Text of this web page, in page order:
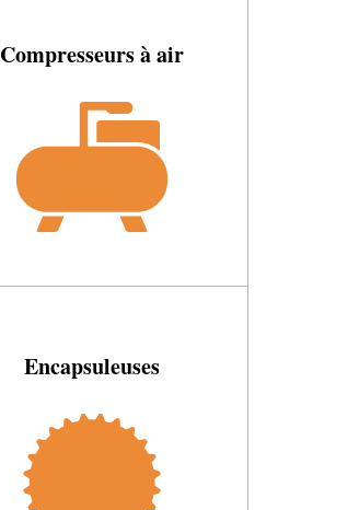
Compresseurs à air
Encapsuleuses